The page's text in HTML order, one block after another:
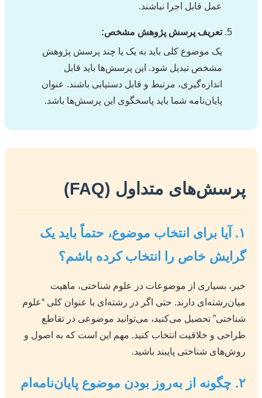
عمل قابل اجرا نباشند.
تعریف پرسش پژوهش مشخص:
یک موضوع کلی باید به یک یا چند پرسش پژوهش
مشخص تبدیل شود. این پرسش‌ها باید قابل
اندازه‌گیری، مرتبط و قابل دستیابی باشند. عنوان
پایان‌نامه شما باید پاسخگوی این پرسش‌ها باشد.
پرسش‌های متداول (FAQ)
۱. آیا برای انتخاب موضوع، حتماً باید یک
گرایش خاص را انتخاب کرده باشم؟
خیر، بسیاری از موضوعات در علوم شناختی، ماهیت
میان‌رشته‌ای دارند. حتی اگر در رشته‌ای با عنوان کلی “علوم
شناختی” تحصیل می‌کنید، می‌توانید موضوعی در تقاطع
طراحی و خلاقیت انتخاب کنید. مهم این است که به اصول و
روش‌های شناختی پایبند باشید.
۲. چگونه از به‌روز بودن موضوع پایان‌نامه‌ام